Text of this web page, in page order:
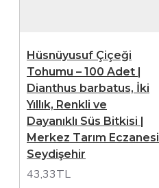
Hüsnüyusuf Çiçeği
Tohumu – 100 Adet |
Dianthus barbatus, İki
Yıllık, Renkli ve
Dayanıklı Süs Bitkisi |
Merkez Tarım Eczanesi
Seydişehir
43,33TL